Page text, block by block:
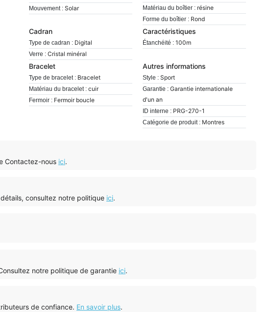
Mouvement : Solar Matériau du boîtier : résine
Forme du boîtier : Rond
Cadran
Type de cadran : Digital
Verre : Cristal minéral
Caractéristiques
Étanchéité : 100m
Bracelet
Type de bracelet : Bracelet
Matériau du bracelet : cuir
Fermoir : Fermoir boucle
Autres informations
Style : Sport
Garantie : Garantie internationale
d'un an
ID interne : PRG-270-1
Catégorie de produit : Montres
Contactez-nous ici.
consultez notre politique ici.
notre politique de garantie ici.
de confiance. En savoir plus.